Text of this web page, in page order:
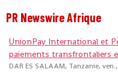
PR Newswire Afrique
UnionPay International et
paiements transfrontaliers
DAR ES SALAAM, Tanzanie,